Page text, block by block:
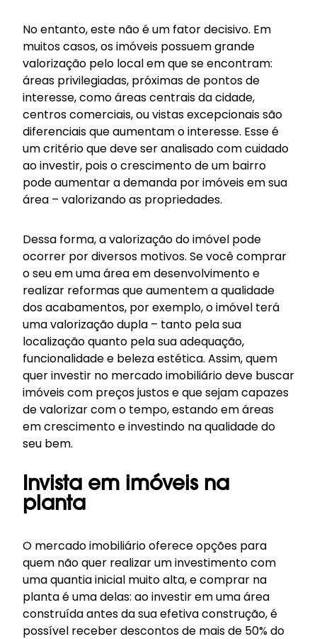
No entanto, este não é um fator decisivo. Em
muitos casos, os imóveis possuem grande
valorização pelo local em que se encontram:
áreas privilegiadas, próximas de pontos de
interesse, como áreas centrais da cidade,
centros comerciais, ou vistas excepcionais são
diferenciais que aumentam o interesse. Esse é
um critério que deve ser analisado com cuidado
ao investir, pois o crescimento de um bairro
pode aumentar a demanda por imóveis em sua
área – valorizando as propriedades.
Dessa forma, a valorização do imóvel pode
ocorrer por diversos motivos. Se você comprar
o seu em uma área em desenvolvimento e
realizar reformas que aumentem a qualidade
dos acabamentos, por exemplo, o imóvel terá
uma valorização dupla – tanto pela sua
localização quanto pela sua adequação,
funcionalidade e beleza estética. Assim, quem
quer investir no mercado imobiliário deve buscar
imóveis com preços justos e que sejam capazes
de valorizar com o tempo, estando em áreas
em crescimento e investindo na qualidade do
seu bem.
Invista em imóveis na
planta
O mercado imobiliário oferece opções para
quem não quer realizar um investimento com
uma quantia inicial muito alta, e comprar na
planta é uma delas: ao investir em uma área
construída antes da sua efetiva construção, é
possível receber descontos de mais de 50% do